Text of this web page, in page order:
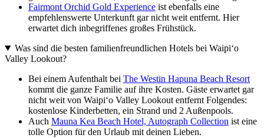
Fairmont Orchid Gold Experience ist ebenfalls eine
empfehlenswerte Unterkunft gar nicht weit entfernt. Hier
erwartet dich inbegriffenes großes Frühstück.
Was sind die besten familienfreundlichen Hotels bei Waipiʻo
Valley Lookout?
Bei einem Aufenthalt bei The Westin Hapuna Beach Resort
kommt die ganze Familie auf ihre Kosten. Gäste erwartet gar
nicht weit von Waipiʻo Valley Lookout entfernt Folgendes:
kostenlose Kinderbetten, ein Strand und 2 Außenpools.
Auch Mauna Kea Beach Hotel, Autograph Collection ist eine
tolle Option für den Urlaub mit deinen Lieben.